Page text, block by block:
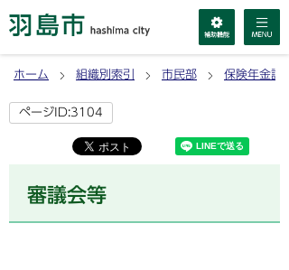
ホーム 組織別索引 市民部 保険年金課
ページID:3104
審議会等